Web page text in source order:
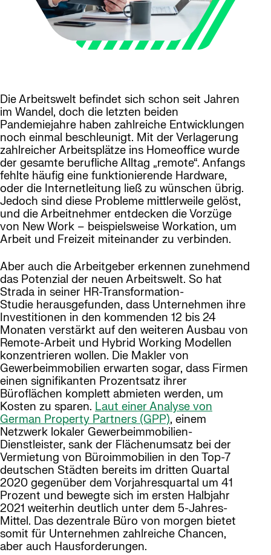
Die Arbeitswelt befindet sich schon seit Jahren
im Wandel, doch die letzten beiden
Pandemiejahre haben zahlreiche Entwicklungen
noch einmal beschleunigt. Mit der Verlagerung
zahlreicher Arbeitsplätze ins Homeoffice wurde
der gesamte berufliche Alltag „remote“. Anfangs
fehlte häufig eine funktionierende Hardware,
oder die Internetleitung ließ zu wünschen übrig.
Jedoch sind diese Probleme mittlerweile gelöst,
und die Arbeitnehmer entdecken die Vorzüge
von New Work – beispielsweise Workation, um
Arbeit und Freizeit miteinander zu verbinden.
Aber auch die Arbeitgeber erkennen zunehmend
das Potenzial der neuen Arbeitswelt. So hat
Strada in seiner HR-Transformation-
Studie herausgefunden, dass Unternehmen ihre
Investitionen in den kommenden 12 bis 24
Monaten verstärkt auf den weiteren Ausbau von
Remote-Arbeit und Hybrid Working Modellen
konzentrieren wollen. Die Makler von
Gewerbeimmobilien erwarten sogar, dass Firmen
einen signifikanten Prozentsatz ihrer
Büroflächen komplett abmieten werden, um
Kosten zu sparen. Laut einer Analyse von
German Property Partners (GPP), einem
Netzwerk lokaler Gewerbeimmobilien-
Dienstleister, sank der Flächenumsatz bei der
Vermietung von Büroimmobilien in den Top-7
deutschen Städten bereits im dritten Quartal
2020 gegenüber dem Vorjahresquartal um 41
Prozent und bewegte sich im ersten Halbjahr
2021 weiterhin deutlich unter dem 5-Jahres-
Mittel. Das dezentrale Büro von morgen bietet
somit für Unternehmen zahlreiche Chancen,
aber auch Hausforderungen.